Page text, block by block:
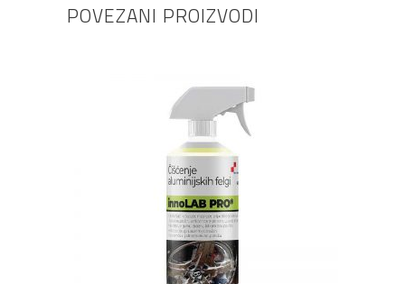
POVEZANI PROIZVODI
DODAJ U KOŠARICU